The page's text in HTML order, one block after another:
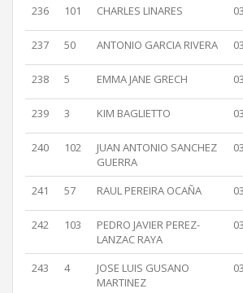
236 101 CHARLES LINARES
237 50 ANTONIO GARCIA RIVERA
238 5 EMMA JANE GRECH
239 3 KIM BAGLIETTO
240 102
JUAN ANTONIO SANCHEZ
GUERRA
241 57 RAUL PEREIRA OCAÑA
242 103
PEDRO JAVIER PEREZ-
LANZAC RAYA
243 4
JOSE LUIS GUSANO
MARTINEZ